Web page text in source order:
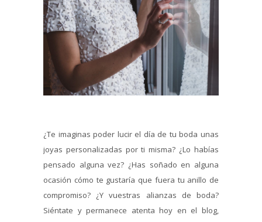
¿Te imaginas poder lucir el día de tu boda unas
joyas personalizadas por ti misma? ¿Lo habías
pensado alguna vez? ¿Has soñado en alguna
ocasión cómo te gustaría que fuera tu anillo de
compromiso? ¿Y vuestras alianzas de boda?
Siéntate y permanece atenta hoy en el blog,